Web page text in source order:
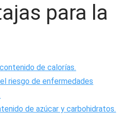
para la
de calorías.
riesgo de enfermedades
de azúcar y carbohidratos.